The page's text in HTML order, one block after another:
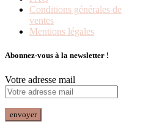
Conditions générales de
ventes
Mentions légales
Abonnez-vous à la newsletter !
Votre adresse mail